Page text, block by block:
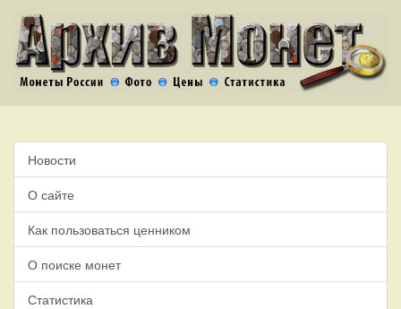
Новости
О сайте
Как пользоваться ценником
О поиске монет
Статистика